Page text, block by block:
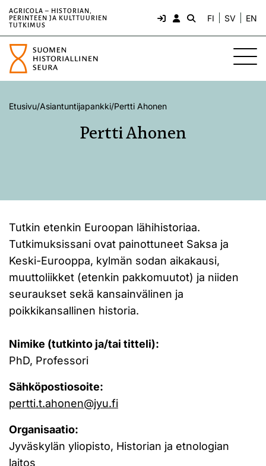
AGRICOLA – HISTORIAN,
PERINTEEN JA KULTTUURIEN
TUTKIMUS
FI SV EN
Etusivu/Asiantuntijapankki/Pertti Ahonen
Pertti Ahonen
Tutkin etenkin Euroopan lähihistoriaa.
Tutkimuksissani ovat painottuneet Saksa ja
Keski-Eurooppa, kylmän sodan aikakausi,
muuttoliikket (etenkin pakkomuutot) ja niiden
seuraukset sekä kansainvälinen ja
poikkikansallinen historia.
Nimike (tutkinto ja/tai titteli):
PhD, Professori
Sähköpostiosoite:
pertti.t.ahonen@jyu.fi
Organisaatio:
Jyväskylän yliopisto, Historian ja etnologian
laitos